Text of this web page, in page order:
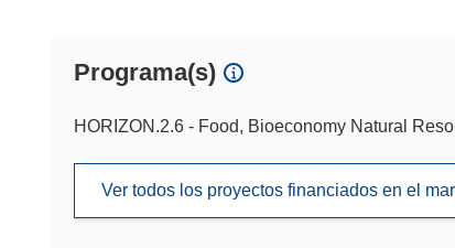
Programa(s)
HORIZON.2.6 - Food, Bioeconomy Natural
Ver todos los proyectos financiados en el